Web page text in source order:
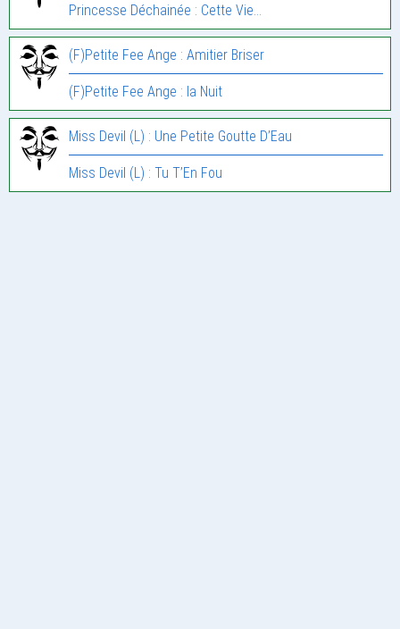
Princesse Déchainée : Cette Vie…
(F)Petite Fee Ange : Amitier Briser
(F)Petite Fee Ange : la Nuit
Miss Devil (L) : Une Petite Goutte D’Eau
Miss Devil (L) : Tu T’En Fou